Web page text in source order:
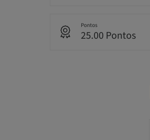
Pontos
25.00 Pontos